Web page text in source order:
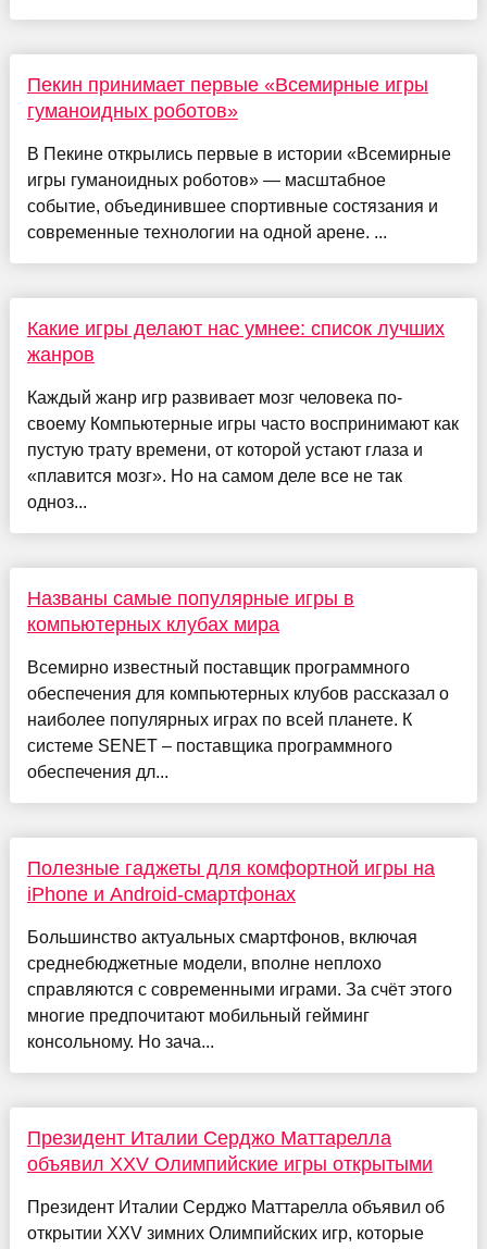
Пекин принимает первые «Всемирные игры
гуманоидных роботов»
В Пекине открылись первые в истории «Всемирные
игры гуманоидных роботов» — масштабное
событие, объединившее спортивные состязания и
современные технологии на одной арене. ...
Какие игры делают нас умнее: список лучших
жанров
Каждый жанр игр развивает мозг человека по-
своему Компьютерные игры часто воспринимают как
пустую трату времени, от которой устают глаза и
«плавится мозг». Но на самом деле все не так
одноз...
Названы самые популярные игры в
компьютерных клубах мира
Всемирно известный поставщик программного
обеспечения для компьютерных клубов рассказал о
наиболее популярных играх по всей планете. К
системе SENET – поставщика программного
обеспечения дл...
Полезные гаджеты для комфортной игры на
iPhone и Android-смартфонах
Большинство актуальных смартфонов, включая
среднебюджетные модели, вполне неплохо
справляются с современными играми. За счёт этого
многие предпочитают мобильный гейминг
консольному. Но зача...
Президент Италии Серджо Маттарелла
объявил XXV Олимпийские игры открытыми
Президент Италии Серджо Маттарелла объявил об
открытии XXV зимних Олимпийских игр, которые